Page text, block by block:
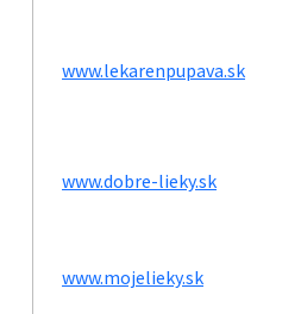
www.lekarenpupava.sk
www.dobre-lieky.sk
www.mojelieky.sk